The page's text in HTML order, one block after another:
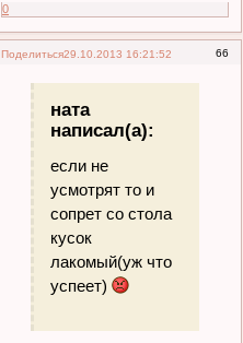
0
Поделиться 66
29.10.2013 16:21:52
ната
написал(а):
если не
усмотрят то и
сопрет со стола
кусок
лакомый(уж что
успеет)